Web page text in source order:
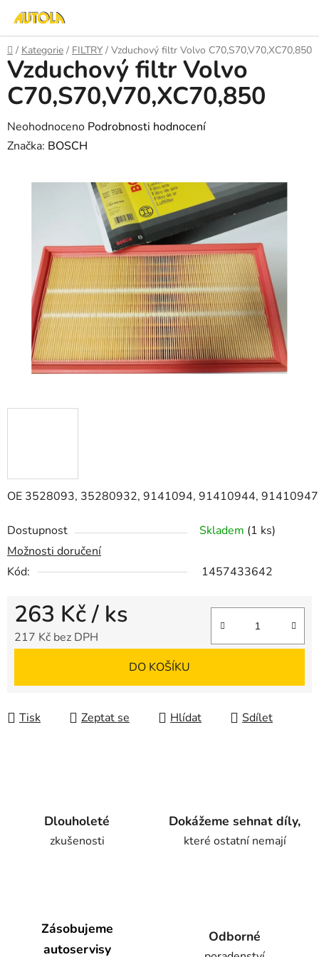
obsah
Domů
/ Kategorie / FILTRY / Vzduchový filtr Volvo C70,S70,V70,XC70,850
OE 3528093, 35280932, 9141094, 91410944,
Dostupnost Skladem (1 ks)
Možnosti doručení
Kód:
1457433642
263 Kč/ ks
217 Kč bez DPH
DO KOŠÍKU
Tisk Zeptat se Hlídat Sdílet
Vzduchový filtr Volvo
C70,S70,V70,XC70,850
Průměrné
hodnocení
hvězdiček.
Neohodnoceno Podrobnosti hodnocení
Značka: BOSCH
Dlouholeté
zkušenosti
Dokážeme sehnat díly,
které ostatní nemají
Zásobujeme
autoservisy
Odborné